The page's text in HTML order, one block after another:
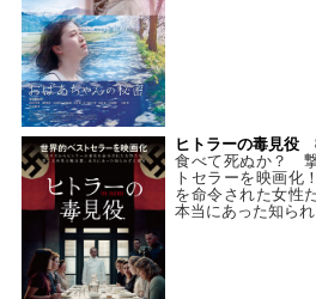
ヒトラーの毒見役
食べて死ぬか？
トセラーを映画化
を命令された女性
本当にあった知ら